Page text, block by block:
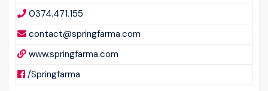
0374.471.155
contact@springfarma.com
www.springfarma.com
/Springfarma